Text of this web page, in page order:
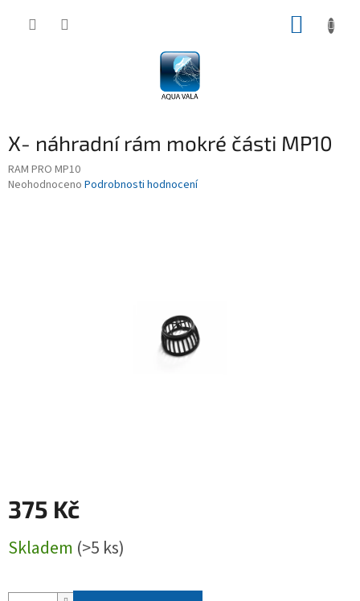
X- náhradní rám mokré části MP10
RAM PRO MP10
Průměrné
Neohodnoceno Podrobnosti hodnocení
375 Kč
cena:
Skladem (>5 ks)